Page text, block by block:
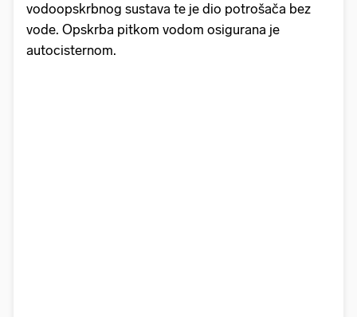
vodoopskrbnog sustava te je dio potrošača bez
vode. Opskrba pitkom vodom osigurana je
autocisternom.